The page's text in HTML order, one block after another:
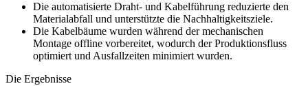
Die automatisierte Draht- und Kabelführung reduzierte den
Materialabfall und unterstützte die Nachhaltigkeitsziele.
Die Kabelbäume wurden während der mechanischen
Montage offline vorbereitet, wodurch der Produktionsfluss
optimiert und Ausfallzeiten minimiert wurden.
Die Ergebnisse